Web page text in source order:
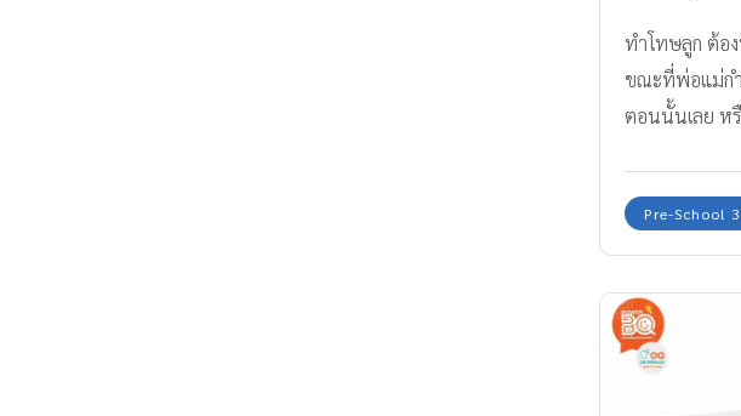
ทำโทษลูก ต้อ
ขณะที่พ่อแม่กำ
ตอนนั้นเลย ห
Pre-School